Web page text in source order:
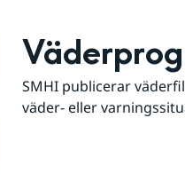
SMHI publicerar
väder- eller